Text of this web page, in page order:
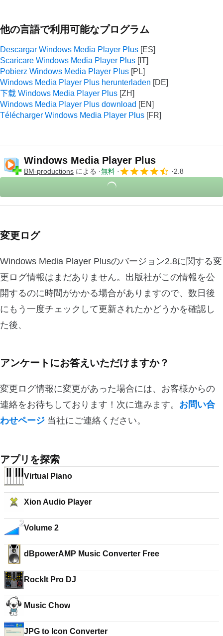
他の言語で利用可能なプログラム
Descargar Windows Media Player Plus
Scaricare Windows Media Player Plus
Pobierz Windows Media Player Plus
Windows Media Player Plus herunterladen
下载 Windows Media Player Plus
Windows Media Player Plus download
Télécharger Windows Media Player Plus
Windows Media Player Plus
BM-productions による 無料 2.8
変更ログ
Windows Media Player Plusのバージョン2.8に関する変
更ログ情報はまだありません。出版社がこの情報を公
開するのに時間がかかる場合がありますので、数日後
にもう一度チェックして更新されたかどうかを確認し
た後、
アンケートにお答えいただけますか？
変更ログ情報に変更があった場合には、お客様からの
連絡をお待ちしております！次に進みます。 お問い合
わせページ 当社にご連絡ください。
アプリを探索
Virtual Piano
Xion Audio Player
Volume 2
dBpowerAMP Music Converter Free
RockIt Pro DJ
Music Chow
JPG to Icon Converter